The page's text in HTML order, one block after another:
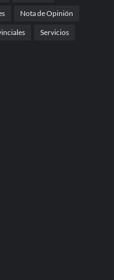
Nota de Opinión
Servicios